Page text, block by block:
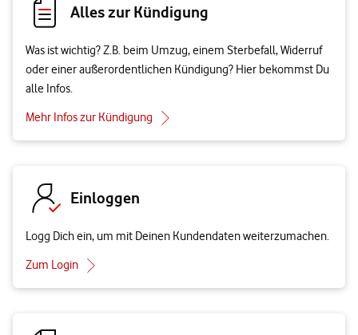
Alles zur Kündigung
Was ist wichtig? Z.B. beim Umzug, einem Sterbefall, Widerruf
oder einer außerordentlichen Kündigung? Hier bekommst Du
alle Infos.
Mehr Infos zur Kündigung
Einloggen
Logg Dich ein, um mit Deinen Kundendaten weiterzumachen.
Zum Login